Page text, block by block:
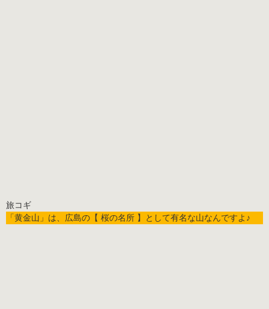
「黄金山」は、広島の【 桜の名所 】として有名な山なんですよ♪